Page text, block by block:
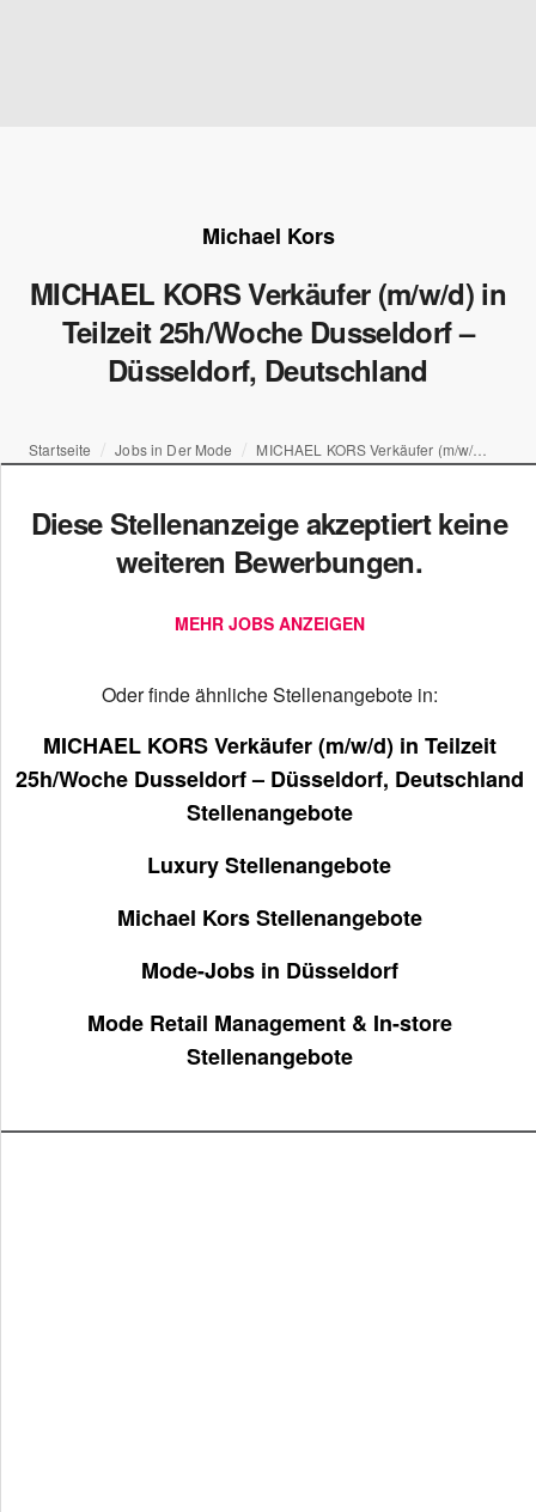
Michael Kors
MICHAEL KORS Verkäufer (m/w/d) in
Teilzeit 25h/Woche Dusseldorf –
Düsseldorf, Deutschland
Startseite Jobs in Der Mode MICHAEL KORS Verkäufer (m/w/d) in Teilzeit 25h/Woche Dusseldorf – Düsseldorf, Deutschland
Diese Stellenanzeige akzeptiert keine
weiteren Bewerbungen.
MEHR JOBS ANZEIGEN
Oder finde ähnliche Stellenangebote in:
MICHAEL KORS Verkäufer (m/w/d) in Teilzeit
25h/Woche Dusseldorf – Düsseldorf, Deutschland
Stellenangebote
Luxury Stellenangebote
Michael Kors Stellenangebote
Mode-Jobs in Düsseldorf
Mode Retail Management & In-store
Stellenangebote